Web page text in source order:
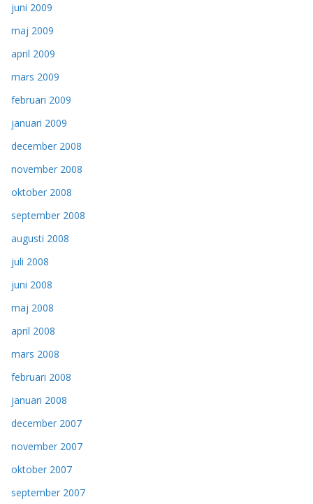
juni 2009
maj 2009
april 2009
mars 2009
februari 2009
januari 2009
december 2008
november 2008
oktober 2008
september 2008
augusti 2008
juli 2008
juni 2008
maj 2008
april 2008
mars 2008
februari 2008
januari 2008
december 2007
november 2007
oktober 2007
september 2007